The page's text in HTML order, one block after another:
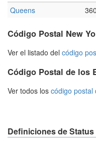
Queens
Código Postal New
Ver el listado del código
Código Postal de los
Ver todos los código postal
Definiciones de Status